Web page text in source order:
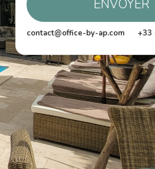
ENVOYER
contact@office-by-ap.com +33